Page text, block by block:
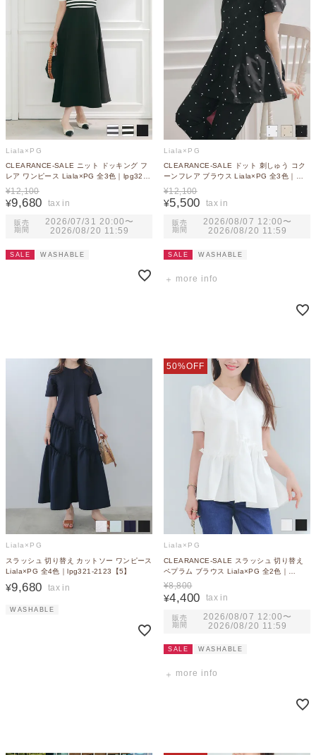
Liala×PG
CLEARANCE-SALE ニット ドッキング フ
レア ワンピース Liala×PG 全3色｜lpg321-
2119【4】
¥12,100
¥9,680
販売
期間
2026/07/31 20:00 〜
2026/08/20 11:59
SALE WASHABLE
Liala×PG
CLEARANCE-SALE ドット 刺しゅう コク
ーンフレア ブラウス Liala×PG 全3色｜
lpg821-2117【1】
¥12,100
¥5,500
販売
期間
2026/08/07 12:00 〜
2026/08/20 11:59
SALE WASHABLE
more info
Liala×PG
スラッシュ 切り替え カットソー ワンピース
Liala×PG 全4色｜lpg321-2123【5】
¥9,680
WASHABLE
50%OFF
Liala×PG
CLEARANCE-SALE スラッシュ 切り替え
ペプラム ブラウス Liala×PG 全2色｜
lpg821-2124【1】
¥8,800
¥4,400
販売
期間
2026/08/07 12:00 〜
2026/08/20 11:59
SALE WASHABLE
more info